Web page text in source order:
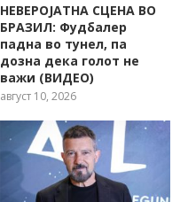
НЕВЕРОЈАТНА СЦЕНА ВО
БРАЗИЛ: Фудбалер
падна во тунел, па
дозна дека голот не
важи (ВИДЕО)
август 10, 2026